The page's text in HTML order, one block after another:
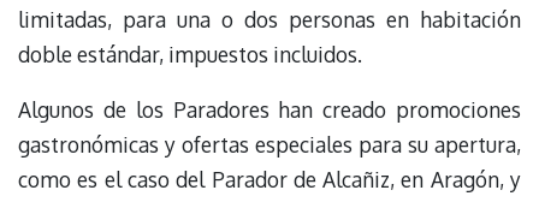
limitadas, para una o dos personas en habitación
doble estándar, impuestos incluidos.
Algunos de los Paradores han creado promociones
gastronómicas y ofertas especiales para su apertura,
como es el caso del Parador de Alcañiz, en Aragón, y